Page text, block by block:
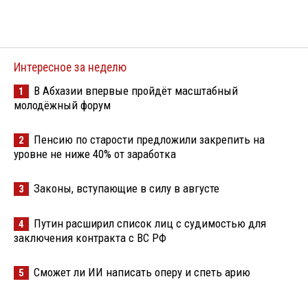
Интересное за неделю
1
В Абхазии впервые пройдёт масштабный
молодёжный форум
2
Пенсию по старости предложили закрепить на
уровне не ниже 40% от заработка
3 Законы, вступающие в силу в августе
4
Путин расширил список лиц с судимостью для
заключения контракта с ВС РФ
5 Сможет ли ИИ написать оперу и спеть арию